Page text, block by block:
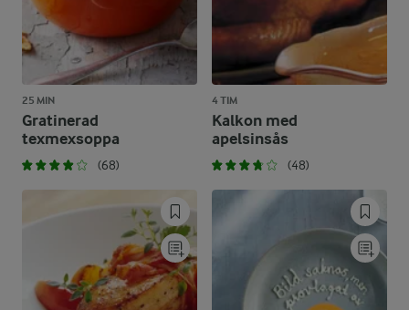
25 MIN
Gratinerad
texmexsoppa
(68)
4 TIM
Kalkon med
apelsinsås
(48)